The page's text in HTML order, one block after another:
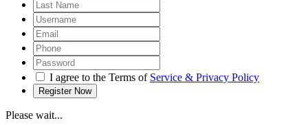
I agree to the Terms of Service & Privacy Policy
Please wait...